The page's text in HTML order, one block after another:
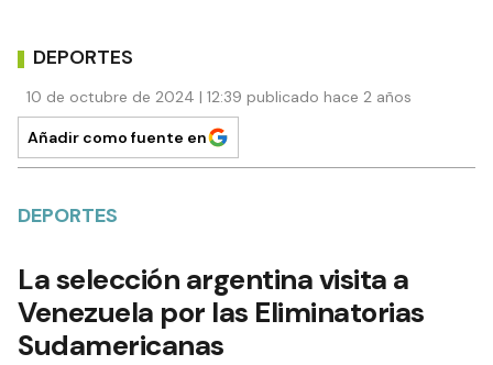
DEPORTES
10 de octubre de 2024 | 12:39 publicado hace 2 años
Añadir como fuente en
DEPORTES
La selección argentina visita a
Venezuela por las Eliminatorias
Sudamericanas